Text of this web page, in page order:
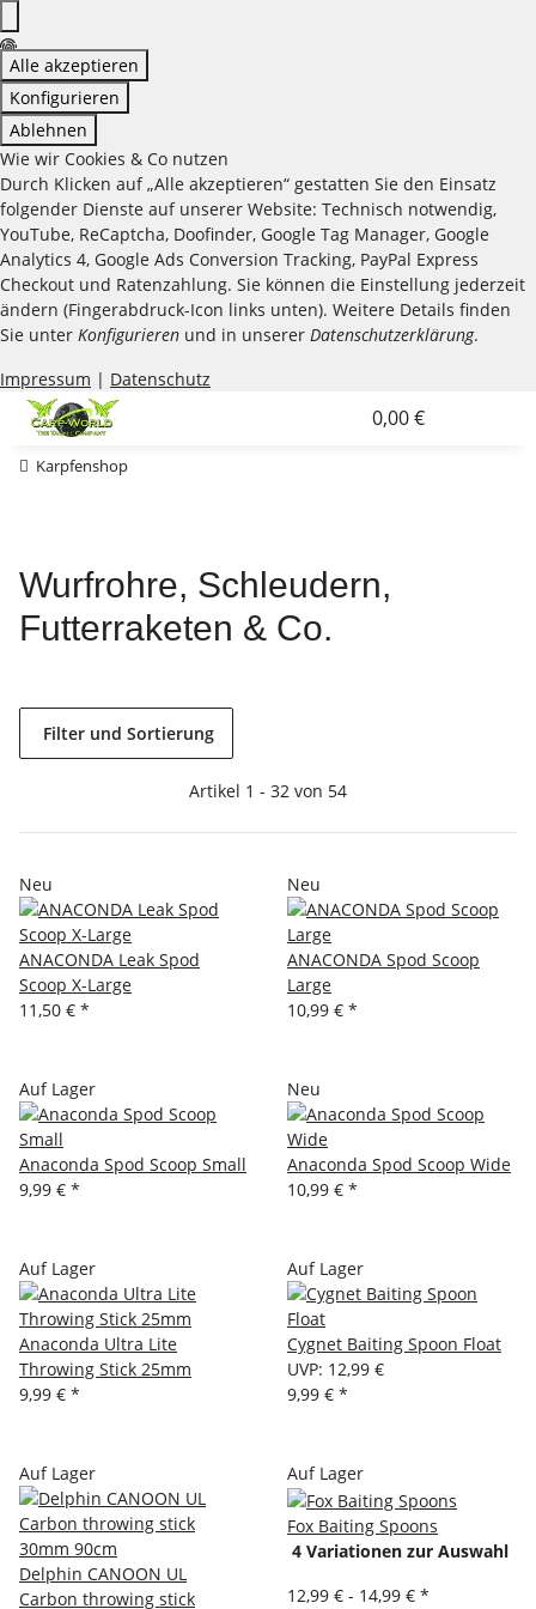
Alle akzeptieren
Konfigurieren
Ablehnen
Wie wir Cookies & Co nutzen
Durch Klicken auf „Alle akzeptieren“ gestatten Sie den Einsatz
folgender Dienste auf unserer Website: Technisch notwendig,
YouTube, ReCaptcha, Doofinder, Google Tag Manager, Google
Analytics 4, Google Ads Conversion Tracking, PayPal Express
Checkout und Ratenzahlung. Sie können die Einstellung jederzeit
ändern (Fingerabdruck-Icon links unten). Weitere Details finden
Sie unter Konfigurieren und in unserer Datenschutzerklärung.
Impressum | Datenschutz
0,00 €
Karpfenshop
Wurfrohre, Schleudern,
Futterraketen & Co.
Filter und Sortierung
Artikel 1 - 32 von 54
Neu
ANACONDA Leak Spod
Scoop X-Large
11,50 € *
Neu
ANACONDA Spod Scoop
Large
10,99 € *
Auf Lager
Anaconda Spod Scoop Small
9,99 € *
Neu
Anaconda Spod Scoop Wide
10,99 € *
Auf Lager
Anaconda Ultra Lite
Throwing Stick 25mm
9,99 € *
Auf Lager
Cygnet Baiting Spoon Float
UVP: 12,99 €
9,99 € *
Auf Lager
Delphin CANOON UL
Carbon throwing stick
Auf Lager
Fox Baiting Spoons
4 Variationen zur Auswahl
12,99 € - 14,99 € *